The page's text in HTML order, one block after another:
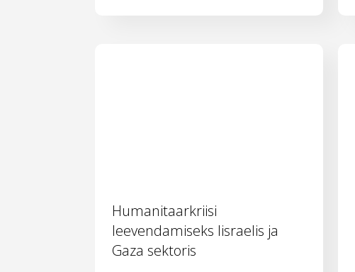
Humanitaarkriisi
leevendamiseks Iisraelis ja
Gaza sektoris